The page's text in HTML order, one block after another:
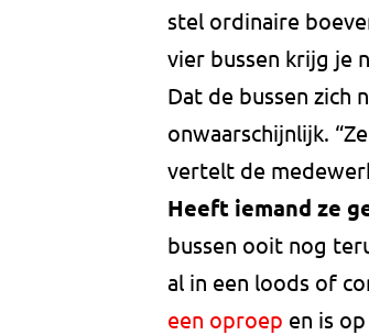
stel ordinaire
vier bussen krijg je
Dat de bussen zich
onwaarschijnlijk.
vertelt de
Heeft iemand ze
bussen ooit nog
al in een loods of
een oproep en is